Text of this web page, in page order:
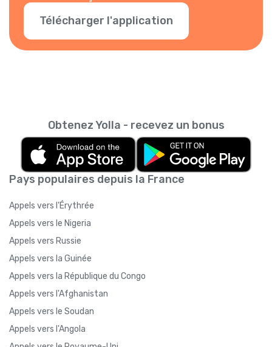
Télécharger l'application
Pays populaires depuis la France
Appels vers l'Érythrée
Appels vers le Nigeria
Appels vers Russie
Appels vers la Guinée
Appels vers la République du Congo
Appels vers l'Afghanistan
Appels vers le Soudan
Appels vers l'Angola
Obtenez Yolla - recevez un bonus